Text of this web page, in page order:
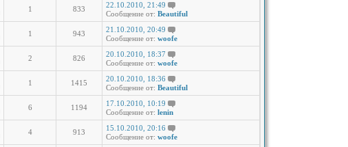
1 833
22.10.2010, 21:49
Сообщение от: Beautiful
1 943
21.10.2010, 20:49
Сообщение от: woofe
2 826
20.10.2010, 18:37
Сообщение от: woofe
1 1415
20.10.2010, 18:36
Сообщение от: Beautiful
6 1194
17.10.2010, 10:19
Сообщение от: lenin
4 913
15.10.2010, 20:16
Сообщение от: woofe